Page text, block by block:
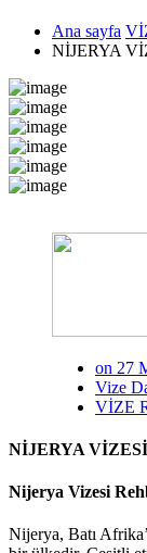
Ana sayfa
NİJERYA
on 27
Vize
VİZE
NİJERYA VİZESİ
Nijerya Vizesi
Nijerya, Batı